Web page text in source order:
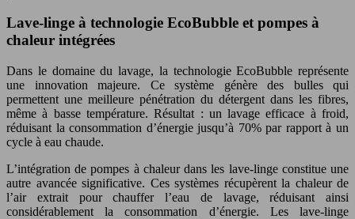
Lave-linge à technologie EcoBubble et pompes à
chaleur intégrées
Dans le domaine du lavage, la technologie EcoBubble représente
une innovation majeure. Ce système génère des bulles qui
permettent une meilleure pénétration du détergent dans les fibres,
même à basse température. Résultat : un lavage efficace à froid,
réduisant la consommation d’énergie jusqu’à 70% par rapport à un
cycle à eau chaude.
L’intégration de pompes à chaleur dans les lave-linge constitue une
autre avancée significative. Ces systèmes récupèrent la chaleur de
l’air extrait pour chauffer l’eau de lavage, réduisant ainsi
considérablement la consommation d’énergie. Les lave-linge